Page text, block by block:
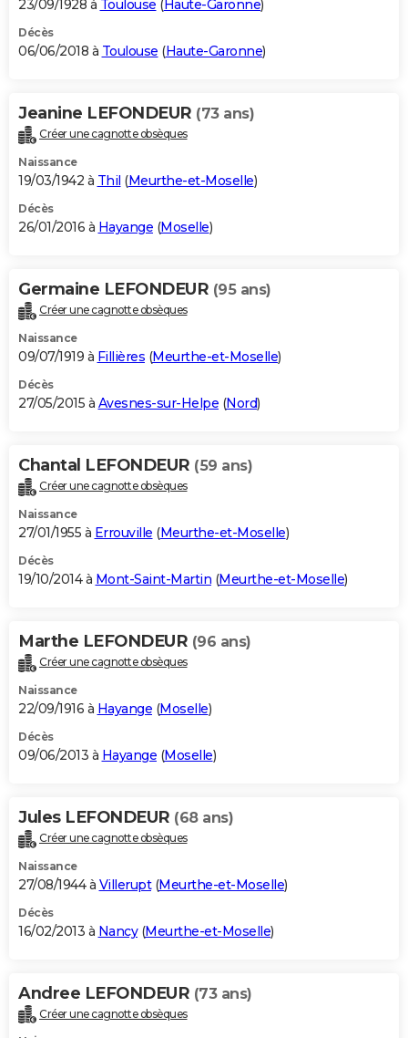
23/09/1928 à Toulouse ( Haute-Garonne)
Décès
06/06/2018 à Toulouse (Haute-Garonne)
Jeanine LEFONDEUR (73 ans)
Créer une cagnotte obsèques
Naissance
19/03/1942 à Thil (Meurthe-et-Moselle)
Décès
26/01/2016 à Hayange (Moselle)
Germaine LEFONDEUR (95 ans)
Créer une cagnotte obsèques
Naissance
09/07/1919 à Fillières (Meurthe-et-Moselle)
Décès
27/05/2015 à Avesnes-sur-Helpe (Nord)
Chantal LEFONDEUR (59 ans)
Créer une cagnotte obsèques
Naissance
27/01/1955 à Errouville (Meurthe-et-Moselle)
Décès
19/10/2014 à Mont-Saint-Martin (Meurthe-et-Moselle)
Marthe LEFONDEUR (96 ans)
Créer une cagnotte obsèques
Naissance
22/09/1916 à Hayange (Moselle)
Décès
09/06/2013 à Hayange (Moselle)
Jules LEFONDEUR (68 ans)
Créer une cagnotte obsèques
Naissance
27/08/1944 à Villerupt(Meurthe-et-Moselle)
Décès
16/02/2013 à Nancy(Meurthe-et-Moselle)
Andree LEFONDEUR (73 ans)
Créer une cagnotte obsèques